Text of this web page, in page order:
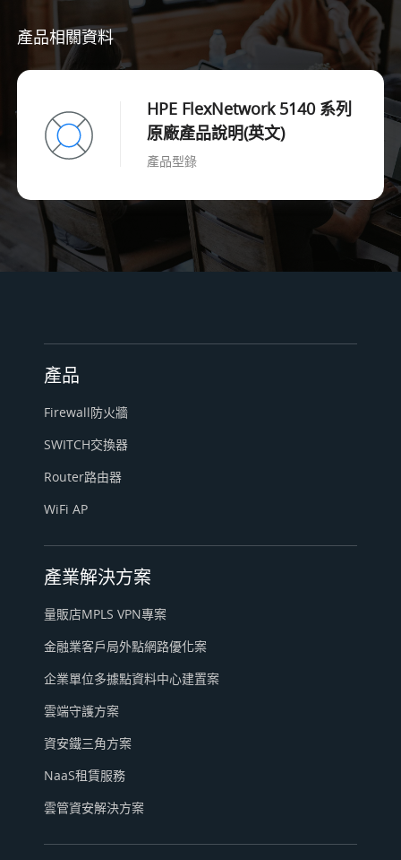
產品相關資料
HPE FlexNetwork 5140 系列
原廠產品說明(英文)
產品型錄
產品
Firewall防火牆
SWITCH交換器
Router路由器
WiFi AP
產業解決方案
量販店MPLS VPN專案
金融業客戶局外點網路優化案
企業單位多據點資料中心建置案
雲端守護方案
資安鐵三角方案
NaaS租賃服務
雲管資安解決方案